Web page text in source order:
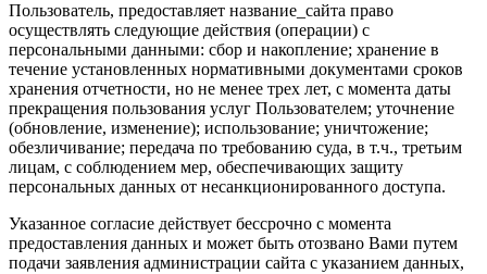
Пользователь, предоставляет название_сайта право
осуществлять следующие действия (операции) с
персональными данными: сбор и накопление; хранение в
течение установленных нормативными документами сроков
хранения отчетности, но не менее трех лет, с момента даты
прекращения пользования услуг Пользователем; уточнение
(обновление, изменение); использование; уничтожение;
обезличивание; передача по требованию суда, в т.ч., третьим
лицам, с соблюдением мер, обеспечивающих защиту
персональных данных от несанкционированного доступа.
Указанное согласие действует бессрочно с момента
предоставления данных и может быть отозвано Вами путем
подачи заявления администрации сайта с указанием данных,